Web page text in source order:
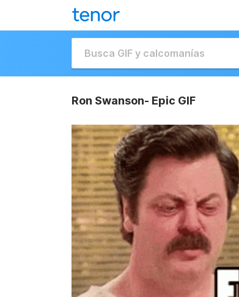
Ron Swanson- Epic GIF